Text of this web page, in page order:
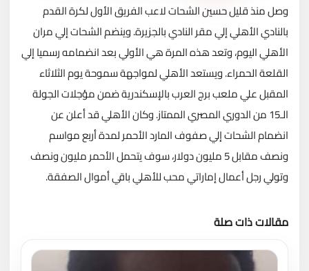
وصل منذ قليل حسين الشحات لاعب الفريق الأول لكرة القدم
بالنادي الأهلي إلي مقر النادي بالجزيرة.وينضم الشحات إلي مران
الأهلي اليوم، وتعد هذه المرة هي الأولي بعد انضمامه رسميا إلي
القلعة الحمراء. ويستعد الأهلي لمواجهة سموحة يوم الثلاثاء
المقبل علي ملعب برج العرب بالإسكندرية ضمن مؤجلات الجولة
الـ15 من الدوري المصري الممتاز. وكان الأهلي قد أعلن عن
انضمام الشحات إلي صفوف المارد الأحمر لمدة أربع مواسم
ونصف مقابل 5 مليون دولار، سوف يتحمل الأحمر مليون ونصف
وتولي رجل أعمال إماراتي محب للأهلي باقي أموال الصفقة.
مقالات ذات صلة